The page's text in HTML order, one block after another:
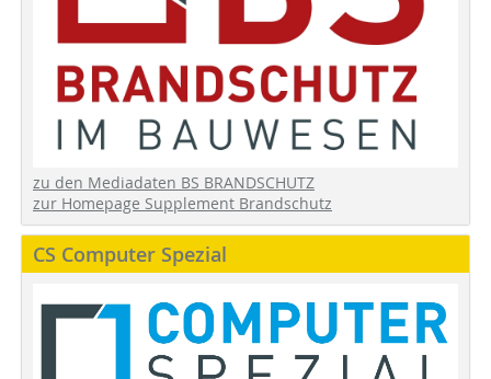
zu den Mediadaten BS BRANDSCHUTZ
zur Homepage Supplement Brandschutz
CS Computer Spezial